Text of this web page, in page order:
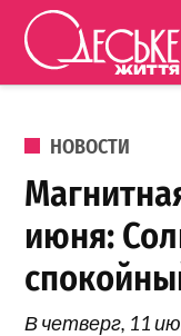
Перейти к
ОПУБЛИКОВАНО
НОВОСТИ
июня:
В четверг, 11